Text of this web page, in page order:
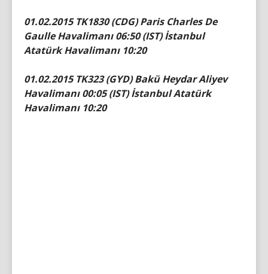
01.02.2015 TK1830 (CDG) Paris Charles De
Gaulle Havalimanı 06:50 (IST) İstanbul
Atatürk Havalimanı 10:20
01.02.2015 TK323 (GYD) Bakü Heydar Aliyev
Havalimanı 00:05 (IST) İstanbul Atatürk
Havalimanı 10:20